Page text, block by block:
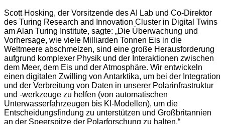
Scott Hosking, der Vorsitzende des AI Lab und Co-Direktor
des Turing Research and Innovation Cluster in Digital Twins
am Alan Turing Institute, sagte: „Die Überwachung und
Vorhersage, wie viele Milliarden Tonnen Eis in die
Weltmeere abschmelzen, sind eine große Herausforderung
aufgrund komplexer Physik und der Interaktionen zwischen
dem Meer, dem Eis und der Atmosphäre. Wir entwickeln
einen digitalen Zwilling von Antarktika, um bei der Integration
und der Verbreitung von Daten in unserer Polarinfrastruktur
und -werkzeuge zu helfen (von automatischen
Unterwasserfahrzeugen bis KI-Modellen), um die
Entscheidungsfindung zu unterstützen und Großbritannien
an der Speerspitze der Polarforschung zu halten.“